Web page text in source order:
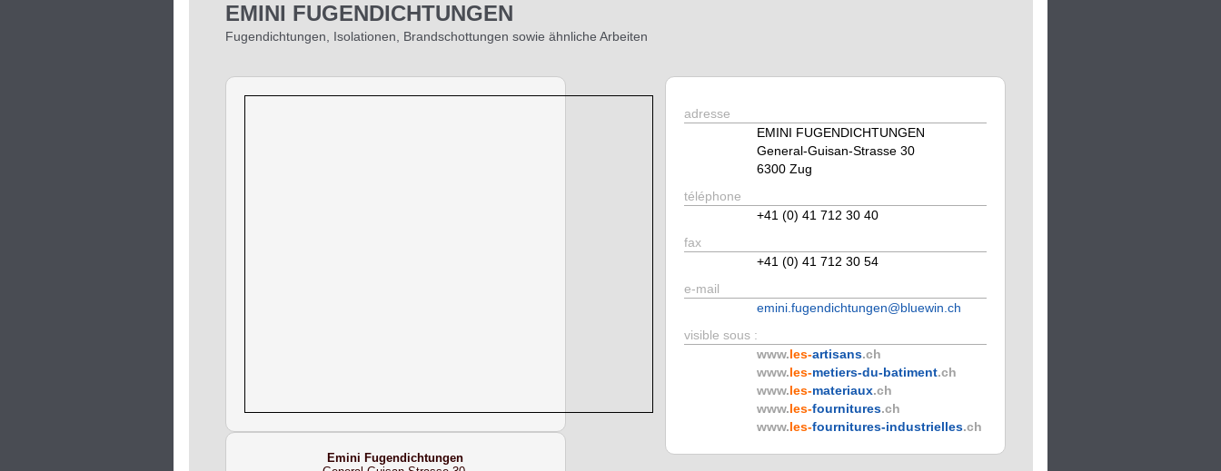
EMINI FUGENDICHTUNGEN
Fugendichtungen, Isolationen, Brandschottungen sowie ähnliche Arbeiten
Emini Fugendichtungen
adresse
EMINI FUGENDICHTUNGEN
General-Guisan-Strasse 30
6300 Zug
téléphone
+41 (0) 41 712 30 40
fax
+41 (0) 41 712 30 54
e-mail
emini.fugendichtungen@bluewin.ch
visible sous :
www.les-artisans.ch
www.les-metiers-du-batiment.ch
www.les-materiaux.ch
www.les-fournitures.ch
www.les-fournitures-industrielles.ch